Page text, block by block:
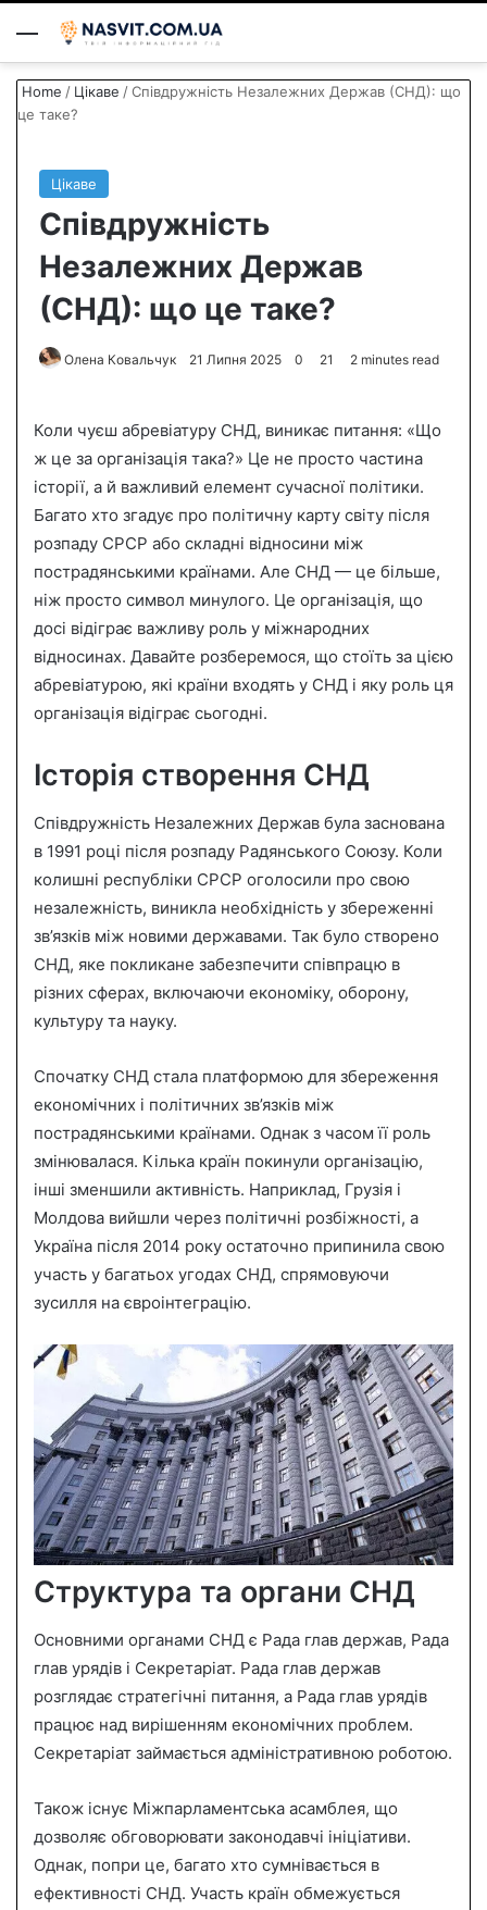
Menu
Home / Цікаве /Співдружність Незалежних Держав (СНД): що
це таке?
Цікаве
Співдружність
Незалежних Держав
(СНД): що це таке?
Олена Ковальчук
d
a
n
e
m
a
i
21 Липня 2025 0 21 2 minutes read
Коли чуєш абревіатуру СНД, виникає питання: «Що
ж це за організація така?» Це не просто частина
історії, а й важливий елемент сучасної політики.
Багато хто згадує про політичну карту світу після
розпаду СРСР або складні відносини між
пострадянськими країнами. Але СНД — це більше,
ніж просто символ минулого. Це організація, що
досі відіграє важливу роль у міжнародних
відносинах. Давайте розберемося, що стоїть за цією
абревіатурою, які країни входять у СНД і яку роль ця
організація відіграє сьогодні.
Історія створення СНД
Співдружність Незалежних Держав була заснована
в 1991 році після розпаду Радянського Союзу. Коли
колишні республіки СРСР оголосили про свою
незалежність, виникла необхідність у збереженні
зв’язків між новими державами. Так було створено
СНД, яке покликане забезпечити співпрацю в
різних сферах, включаючи економіку, оборону,
культуру та науку.
Спочатку СНД стала платформою для збереження
економічних і політичних зв’язків між
пострадянськими країнами. Однак з часом її роль
змінювалася. Кілька країн покинули організацію,
інші зменшили активність. Наприклад, Грузія і
Молдова вийшли через політичні розбіжності, а
Україна після 2014 року остаточно припинила свою
участь у багатьох угодах СНД, спрямовуючи
зусилля на євроінтеграцію.
Структура та органи СНД
Основними органами СНД є Рада глав держав, Рада
глав урядів і Секретаріат. Рада глав держав
розглядає стратегічні питання, а Рада глав урядів
працює над вирішенням економічних проблем.
Секретаріат займається адміністративною роботою.
Також існує Міжпарламентська асамблея, що
дозволяє обговорювати законодавчі ініціативи.
Однак, попри це, багато хто сумнівається в
ефективності СНД. Участь країн обмежується